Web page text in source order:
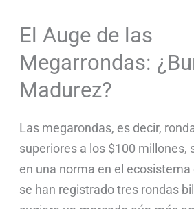
El Auge de las
Megarrondas:
Madurez?
Las megarondas, es decir,
superiores a los $100 millones,
en una norma en el ecosistema
se han registrado tres rondas